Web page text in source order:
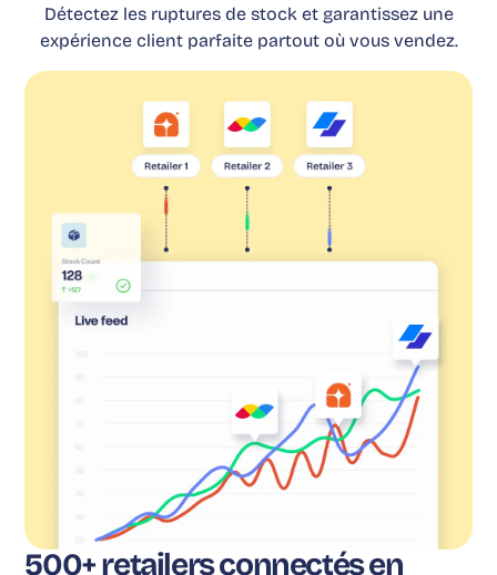
Détectez les ruptures de stock et garantissez une
expérience client parfaite partout où vous vendez.
500+ retailers connectés en